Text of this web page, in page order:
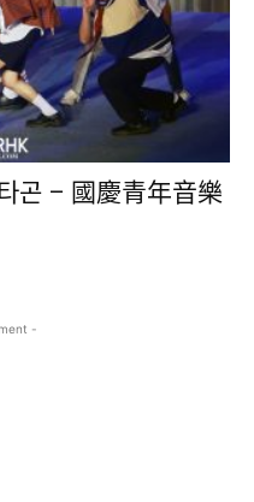
곤 – 國慶青年音樂
-